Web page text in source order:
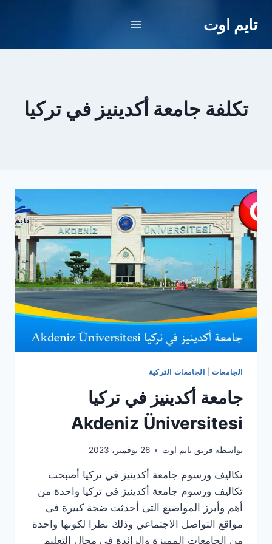
تايم اوت
تكلفة جامعة أكدينيز في تركيا
الجامعات| الجامعات التركية
جامعة أكدينيز في تركيا
Akdeniz Üniversitesi
بواسطة فريق تايم اوت 26 نوفمبر، 2023
تكاليف ورسوم جامعة أكدينيز في تركيا أصبحت
تكاليف ورسوم جامعة أكدينيز في تركيا واحدة من
أهم وأبرز المواضيع التى أحدثت ضجة كبيرة فى
مواقع التواصل الاجتماعي وذلك نظرا لكونها واحدة
من الجامعات المميزة والرائدة في مجال التعليم